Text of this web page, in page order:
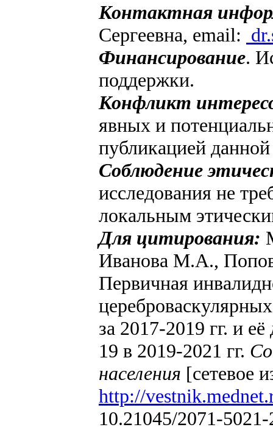
Контактная
Сергеевна, email:
Финансирование.
поддержки.
Конфликт
явных и
публикацией данной
Соблюдение
исследования не
локальным
Для цитирования:
Иванова М.А.,
Первичная
за 2017-2019 гг. и
19 в 2019-2021 гг.
населения [сетевое
http://
10.21045/2071-